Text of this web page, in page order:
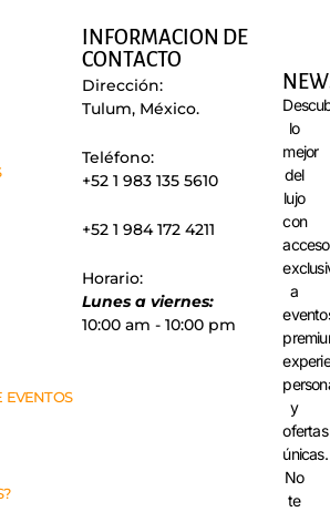
EVENTOS
INFORMACION DE
CONTACTO
Dirección:
Tulum, México.
Teléfono:
+52 1 983 135 5610
+52 1 984 172 4211
Horario:
Lunes a viernes:
10:00 am - 10:00 pm
lo
mejor
del
lujo
con
acceso
a
y
ofertas
únicas.
No
te